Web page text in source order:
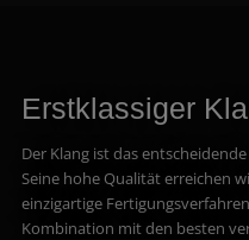
Erstklassiger
Der Klang ist das
Seine hohe Qualität erreichen
einzigartige
Kombination mit den besten